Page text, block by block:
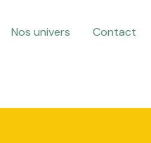
Nos univers Contact